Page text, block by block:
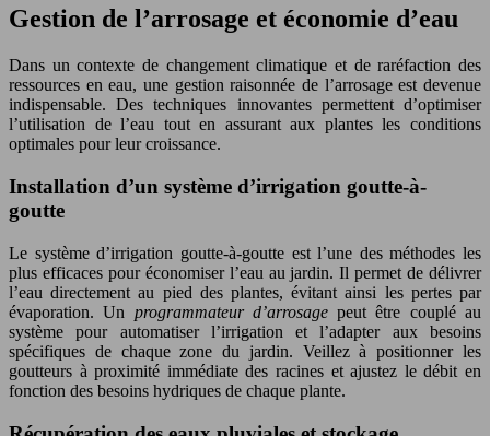
Gestion de l’arrosage et économie d’eau
Dans un contexte de changement climatique et de raréfaction des
ressources en eau, une gestion raisonnée de l’arrosage est devenue
indispensable. Des techniques innovantes permettent d’optimiser
l’utilisation de l’eau tout en assurant aux plantes les conditions
optimales pour leur croissance.
Installation d’un système d’irrigation goutte-à-
goutte
Le système d’irrigation goutte-à-goutte est l’une des méthodes les
plus efficaces pour économiser l’eau au jardin. Il permet de délivrer
l’eau directement au pied des plantes, évitant ainsi les pertes par
évaporation. Un programmateur d’arrosagepeut être couplé au
système pour automatiser l’irrigation et l’adapter aux besoins
spécifiques de chaque zone du jardin. Veillez à positionner les
goutteurs à proximité immédiate des racines et ajustez le débit en
fonction des besoins hydriques de chaque plante.